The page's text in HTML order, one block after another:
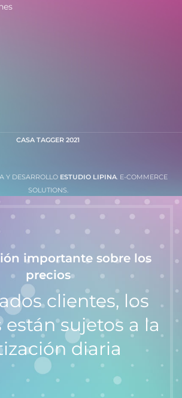
CASA TAGGER 2021
Y DESARROLLO ESTUDIO LIPINA. E-COMMERCE
SOLUTIONS.
importante sobre los
precios
clientes, los
sujetos a la
diaria